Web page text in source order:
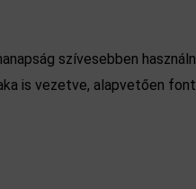
szívesebben
is vezetve, alapvetően